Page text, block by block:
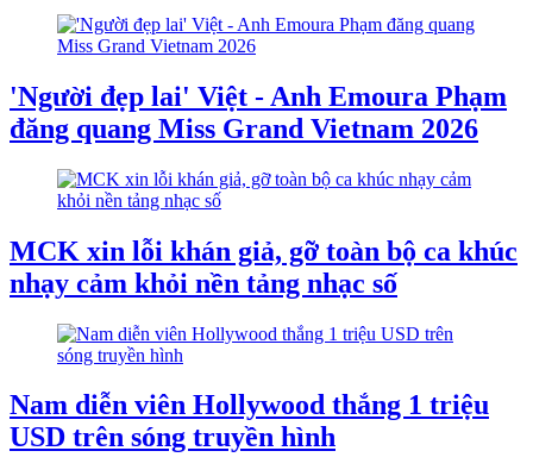
'Người đẹp lai' Việt - Anh Emoura Phạm
đăng quang Miss Grand Vietnam 2026
MCK xin lỗi khán giả, gỡ toàn bộ ca khúc
nhạy cảm khỏi nền tảng nhạc số
Nam diễn viên Hollywood thắng 1 triệu
USD trên sóng truyền hình